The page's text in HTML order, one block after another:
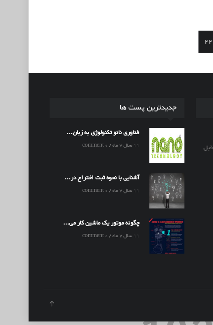
22
جدیدترین پست ها
فناوری نانو تکنولوژی به زبان...
11 سال 7 ماه / 0 comment
آشنایی با نحوه ثبت اختراع در...
11 سال 7 ماه / 0 comment
چگونه موتور یک ماشین کار می...
11 سال 7 ماه / 0 comment